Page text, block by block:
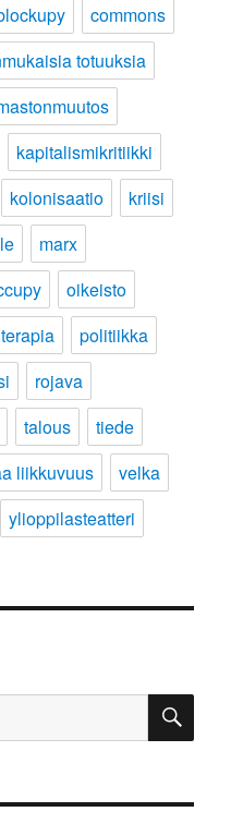
commons
totuuksia
kapitalismikritiikki
kolonisaatio
kriisi
marx
oikeisto
politiikka
rojava
talous
tiede
liikkuvuus
velka
ylioppilasteatteri